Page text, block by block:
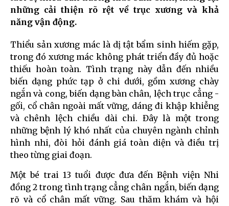
những cải thiện rõ rệt về trục xương và khả
năng vận động.
Thiểu sản xương mác là dị tật bẩm sinh hiếm gặp,
trong đó xương mác không phát triển đầy đủ hoặc
thiếu hoàn toàn. Tình trạng này dẫn đến nhiều
biến dạng phức tạp ở chi dưới, gồm xương chày
ngắn và cong, biến dạng bàn chân, lệch trục cẳng -
gối, cổ chân ngoài mất vững, dáng đi khập khiễng
và chênh lệch chiều dài chi. Đây là một trong
những bệnh lý khó nhất của chuyên ngành chỉnh
hình nhi, đòi hỏi đánh giá toàn diện và điều trị
theo từng giai đoạn.
Một bé trai 13 tuổi được đưa đến Bệnh viện Nhi
đồng 2 trong tình trạng cẳng chân ngắn, biến dạng
rõ và cổ chân mất vững. Sau thăm khám và hội